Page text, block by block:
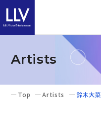
Artists
Top Artists 鈴木大菜